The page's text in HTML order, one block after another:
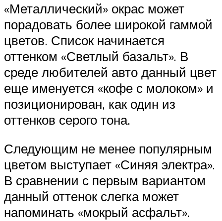
«Металлический» окрас может
порадовать более широкой гаммой
цветов. Список начинается
оттенком «Светлый базальт». В
среде любителей авто данный цвет
еще именуется «кофе с молоком» и
позиционирован, как один из
оттенков серого тона.
Следующим не менее популярным
цветом выступает «Синяя электра».
В сравнении с первым вариантом
данный оттенок слегка может
напоминать «мокрый асфальт».